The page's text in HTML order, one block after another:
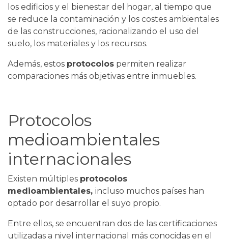
los edificios y el bienestar del hogar, al tiempo que
se reduce la contaminación y los costes ambientales
de las construcciones, racionalizando el uso del
suelo, los materiales y los recursos.
Además, estos protocolos permiten realizar
comparaciones más objetivas entre inmuebles.
Protocolos
medioambientales
internacionales
Existen múltiples protocolos
medioambientales, incluso muchos países han
optado por desarrollar el suyo propio.
Entre ellos, se encuentran dos de las certificaciones
utilizadas a nivel internacional más conocidas en el